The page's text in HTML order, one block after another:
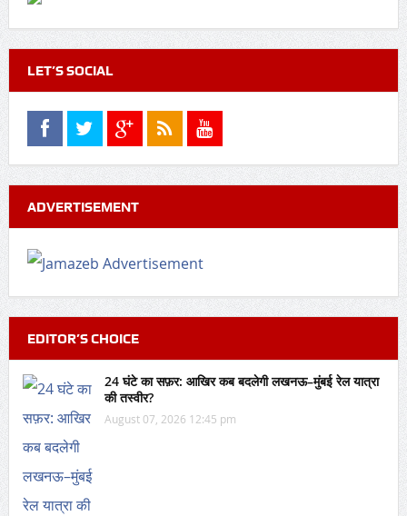
LET’S SOCIAL
ADVERTISEMENT
EDITOR’S CHOICE
24 घंटे का सफ़र: आखिर कब बदलेगी लखनऊ–मुंबई रेल यात्रा
की तस्वीर?
August 07, 2026 12:45 pm